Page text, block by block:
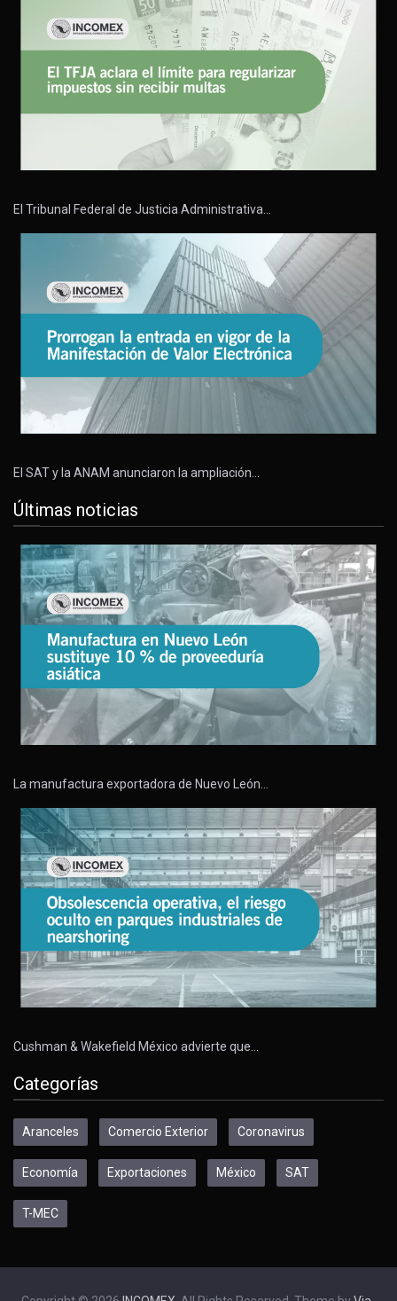
El Tribunal Federal de Justicia Administrativa…
El SAT y la ANAM anunciaron la ampliación…
Últimas noticias
La manufactura exportadora de Nuevo León…
Cushman & Wakefield México advierte que…
Categorías
Aranceles Comercio Exterior Coronavirus
Economía Exportaciones México SAT
T-MEC